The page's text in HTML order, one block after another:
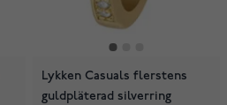
Lykken Casuals flerstens
guldpläterad silverring